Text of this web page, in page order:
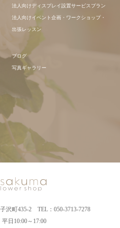
法人向けディスプレイ設置サービスプラン
法人向けイベント企画・ワークショップ・
出張レッスン
ブログ
写真ギャラリー
沢町435-2 TEL：050-3713-7278
日10:00～17:00